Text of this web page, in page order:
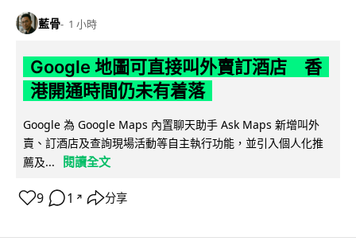
藍骨 1 小時
Google 地圖可直接叫外賣訂酒店 香
港開通時間仍未有着落
Google 為 Google Maps 內置聊天助手 Ask Maps 新增叫外
賣、訂酒店及查詢現場活動等自主執行功能，並引入個人化推
薦及...
閱讀全文
9 1 ↗ 分享